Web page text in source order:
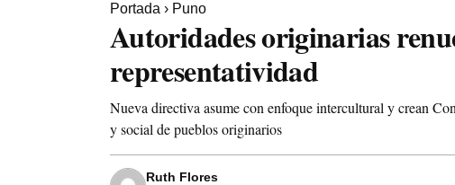
Portada › Puno
Autoridades originarias
representatividad
Nueva directiva asume con enfoque intercultural y crean
y social de pueblos originarios
Ruth Flores